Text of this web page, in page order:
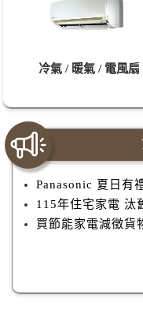
冷氣 / 暖氣 / 電風扇
Panasonic 夏日有
115年住宅家電 汰
買節能家電減徵貨